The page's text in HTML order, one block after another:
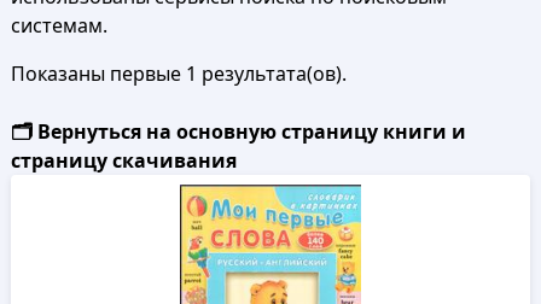
системам.
Показаны первые 1 результата(ов).
🗂️ Вернуться на основную страницу книги и
страницу скачивания